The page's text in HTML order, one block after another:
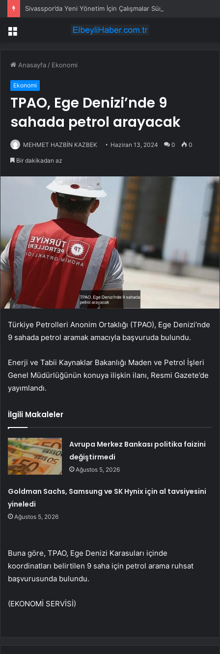
Sivasspor’da Yeni Yönetim İçin Çalışmalar Sürüyor
Menü
Anasayfa / Ekonomi
Ekonomi
TPAO, Ege Denizi’nde 9
sahada petrol arayacak
MEHMET HAZBİN KAZBEK Haziran 13, 2024 0 0
Bir dakikadan az
Türkiye Petrolleri Anonim Ortaklığı (TPAO), Ege Denizi’nde
9 sahada petrol aramak amacıyla başvuruda bulundu.
Enerji ve Tabii Kaynaklar Bakanlığı Maden ve Petrol İşleri
Genel Müdürlüğünün konuya ilişkin ilanı, Resmi Gazete’de
yayımlandı.
İlgili Makaleler
Avrupa Merkez Bankası politika faizini
değiştirmedi
Ağustos 5, 2026
Goldman Sachs, Samsung ve SK Hynix için al tavsiyesini
yineledi
Ağustos 5, 2026
Buna göre, TPAO, Ege Denizi Karasuları içinde
koordinatları belirtilen 9 saha için petrol arama ruhsat
başvurusunda bulundu.
(EKONOMİ SERVİSİ)